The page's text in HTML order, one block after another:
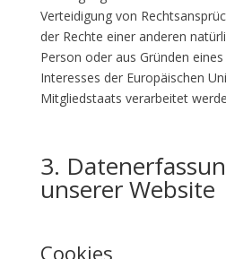
Verteidigung von
der Rechte einer anderen
Person oder aus Gründen
Interesses der Europäischen
Mitgliedstaats verarbeitet
3.
unserer Website
Cookies